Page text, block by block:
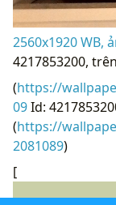
2560x1920 WB,
4217853200,
(https://
09Id:
(https://
2081089)
[